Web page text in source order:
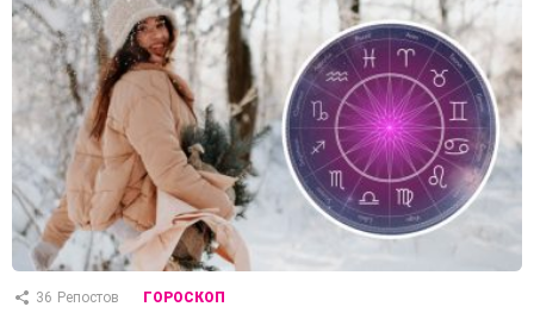
36 Репостов ГОРОСКОП